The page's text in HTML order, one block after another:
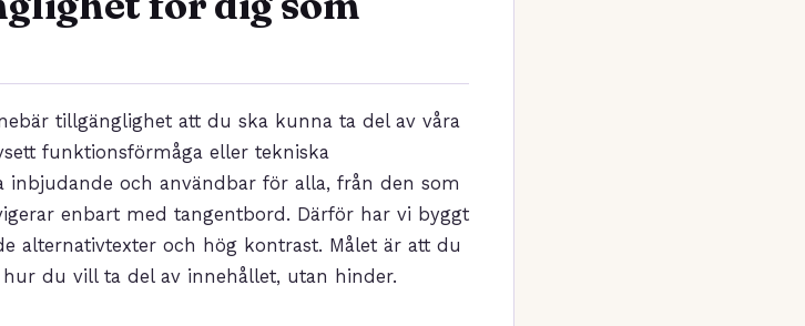
tillgänglighet att du ska kunna ta del av våra
funktionsförmåga eller tekniska
inbjudande och användbar för alla, från den som
enbart med tangentbord. Därför har vi byggt
alternativtexter och hög kontrast. Målet är att du
du vill ta del av innehållet, utan hinder.